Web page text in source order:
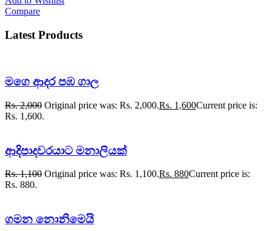
Compare
Latest Products
මගෙ ආදර පඹ ගාල
Rs.2,000 Original price was: Rs. 2,000.Rs. 1,600Current price is:
Rs. 1,600.
ආදිපාදවරයාට මනාලියක්
Rs.1,100 Original price was: Rs. 1,100.Rs. 880Current price is:
Rs. 880.
ගමන නොනිමෙයි